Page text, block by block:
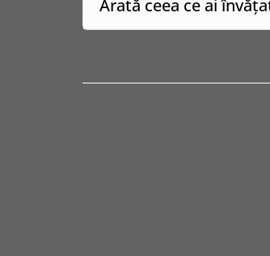
Arată ceea ce ai